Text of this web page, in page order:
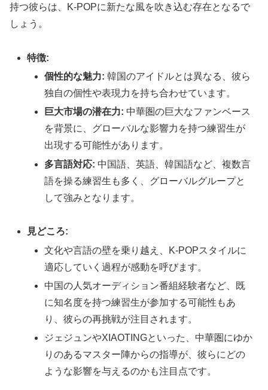
持つ彼らは、K-POPに新たな風を吹き込む存在となるで
しょう。
特徴:
個性的な魅力: 韓国のアイドルとは異なる、彼ら
独自の個性や表現力を持ち合わせています。
巨大市場の潜在力: 中華圏の巨大なファンベース
を背景に、グローバルな影響力を持つ練習生が
出現する可能性があります。
多言語対応: 中国語、英語、韓国語など、複数言
語を操る練習生も多く、グローバルグループと
して強みとなります。
見どころ:
文化や言語の壁を乗り越え、K-POPスタイルに
適応していく過程が感動を呼びます。
中国の人気オーディション番組経験者など、既
に知名度を持つ練習生が参加する可能性もあ
り、彼らの再挑戦が注目されます。
ジェジュンやXIAOTINGといった、中華圏にゆか
りのあるマスター陣からの指導が、彼らにどの
ような影響を与えるのかも注目点です。